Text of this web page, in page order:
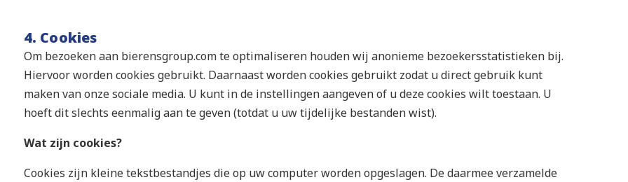
4. Cookies
Om bezoeken aan bierensgroup.com te optimaliseren houden wij anonieme bezoekersstatistieken bij.
Hiervoor worden cookies gebruikt. Daarnaast worden cookies gebruikt zodat u direct gebruik kunt
maken van onze sociale media. U kunt in de instellingen aangeven of u deze cookies wilt toestaan. U
hoeft dit slechts eenmalig aan te geven (totdat u uw tijdelijke bestanden wist).
Wat zijn cookies?
Cookies zijn kleine tekstbestandjes die op uw computer worden opgeslagen. De daarmee verzamelde